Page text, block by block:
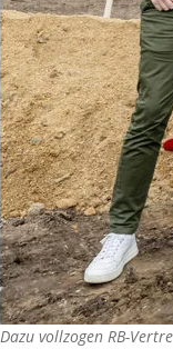
Dazu vollzogen RB-